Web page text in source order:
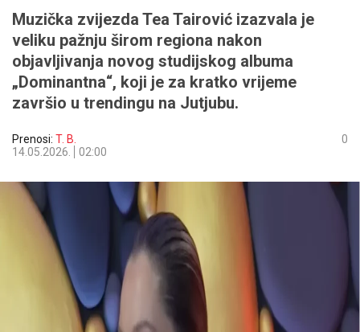
Muzička zvijezda Tea Tairović izazvala je
veliku pažnju širom regiona nakon
objavljivanja novog studijskog albuma
„Dominantna“, koji je za kratko vrijeme
završio u trendingu na Jutjubu.
Prenosi: T. B.
14.05.2026.
02:00
0